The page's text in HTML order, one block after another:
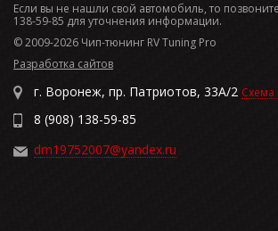
Если вы не нашли свой автомобиль, то
138-59-85 для уточнения информации.
© 2009-2026 Чип-тюнинг RV Tuning Pro
Разработка сайтов
г. Воронеж, пр. Патриотов, 33А/2 Схема
8 (908) 138-59-85
dm19752007@yandex.ru